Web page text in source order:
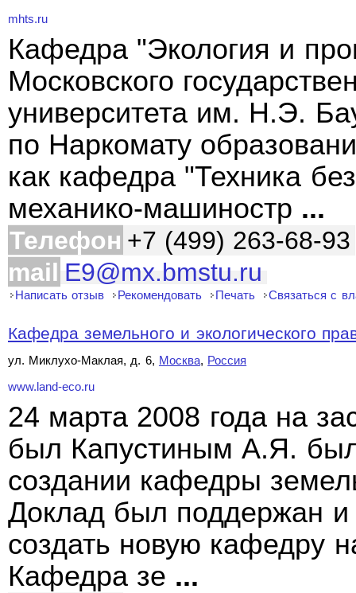
mhts.ru
Кафедра "Экология и
Московского
университета им. Н.Э.
по Наркомату
как кафедра "Техника
механико-машиностр ...
Телефон +7 (499) 263-68-93
mail E9@mx.bmstu.ru
Написать отзыв Рекомендовать Печать Связаться с
Кафедра земельного и экологического
ул. Миклухо-Маклая, д. 6, Москва, Россия
www.land-eco.ru
24 марта 2008 года на
был Капустиным А.Я.
создании кафедры
Доклад был поддержан
создать новую кафедру
Кафедра зе ...